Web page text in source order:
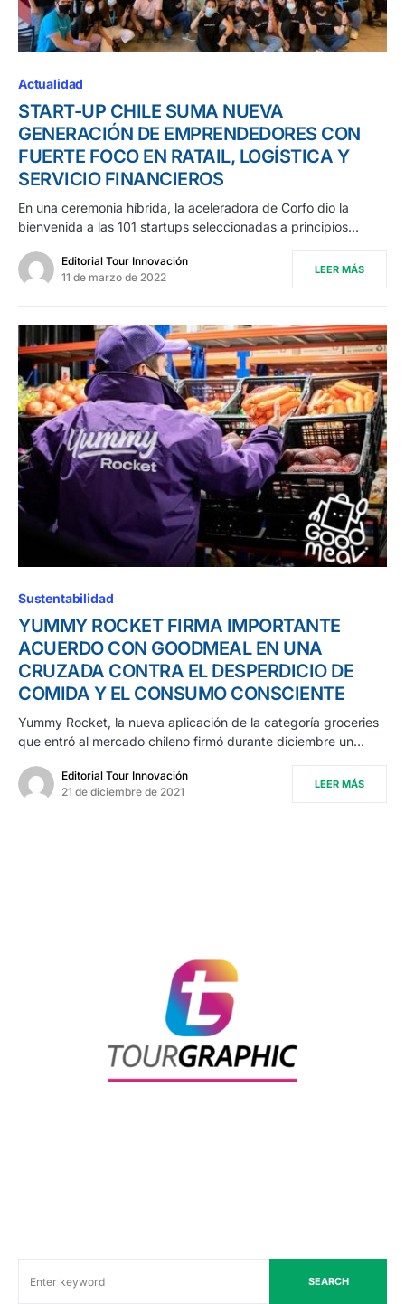
Actualidad
START-UP CHILE SUMA NUEVA
GENERACIÓN DE EMPRENDEDORES CON
FUERTE FOCO EN RATAIL, LOGÍSTICA Y
SERVICIO FINANCIEROS
En una ceremonia híbrida, la aceleradora de Corfo dio la
bienvenida a las 101 startups seleccionadas a principios…
Editorial Tour Innovación
11 de marzo de 2022
LEER MÁS
Sustentabilidad
YUMMY ROCKET FIRMA IMPORTANTE
ACUERDO CON GOODMEAL EN UNA
CRUZADA CONTRA EL DESPERDICIO DE
COMIDA Y EL CONSUMO CONSCIENTE
Yummy Rocket, la nueva aplicación de la categoría groceries
que entró al mercado chileno firmó durante diciembre un…
Editorial Tour Innovación
21 de diciembre de 2021
LEER MÁS
SEARCH